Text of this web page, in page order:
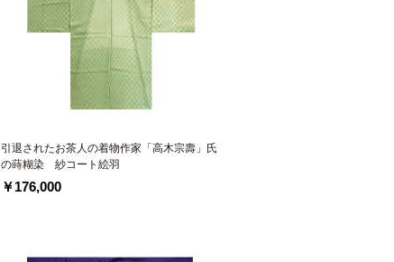
引退されたお茶人の着物作家「高木宗壽」氏
の蒔糊染 紗コート絵羽
￥176,000